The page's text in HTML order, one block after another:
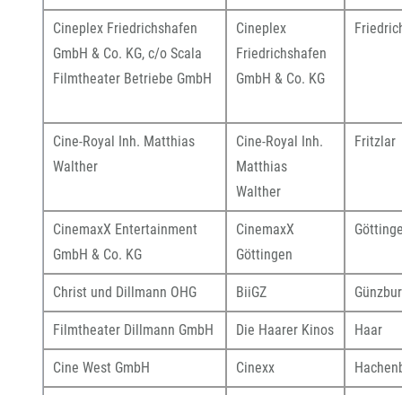
Cineplex Friedrichshafen
GmbH & Co. KG, c/o Scala
Filmtheater Betriebe GmbH
Cineplex
Friedrichshafen
GmbH & Co. KG
Cine-Royal Inh. Matthias
Walther
Cine-Royal Inh.
Matthias
Walther
Fritzlar
CinemaxX Entertainment
GmbH & Co. KG
CinemaxX
Göttingen
Christ und Dillmann OHG BiiGZ
Filmtheater Dillmann GmbH Die Haarer Kinos Haar
Cine West GmbH Cinexx